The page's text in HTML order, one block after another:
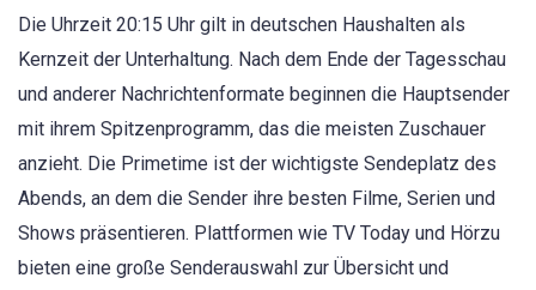
Die Uhrzeit 20:15 Uhr gilt in deutschen Haushalten als
Kernzeit der Unterhaltung. Nach dem Ende der Tagesschau
und anderer Nachrichtenformate beginnen die Hauptsender
mit ihrem Spitzenprogramm, das die meisten Zuschauer
anzieht. Die Primetime ist der wichtigste Sendeplatz des
Abends, an dem die Sender ihre besten Filme, Serien und
Shows präsentieren. Plattformen wie TV Today und Hörzu
bieten eine große Senderauswahl zur Übersicht und